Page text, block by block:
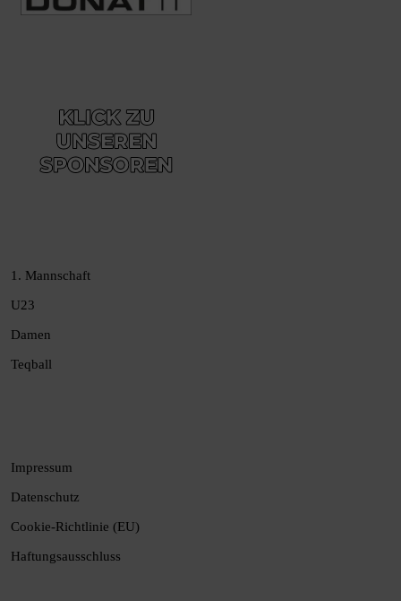
1. Mannschaft
U23
Damen
Teqball
Impressum
Datenschutz
Cookie-Richtlinie (EU)
Haftungsausschluss